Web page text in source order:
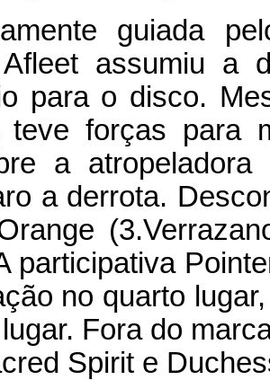
guiada
Afleet assumiu a
para o disco.
teve forças para
a atropeladora
a derrota.
participativa
no quarto
Fora do
Spirit e